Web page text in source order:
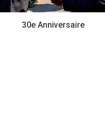
30e Anniversaire